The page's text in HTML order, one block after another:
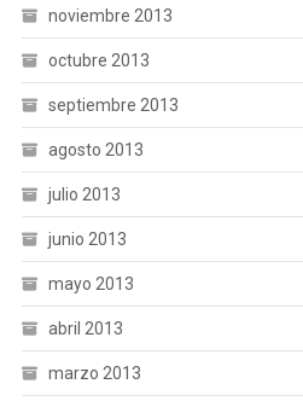
noviembre 2013
octubre 2013
septiembre 2013
agosto 2013
julio 2013
junio 2013
mayo 2013
abril 2013
marzo 2013